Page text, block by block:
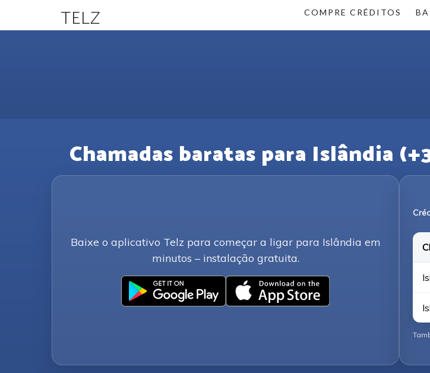
TELZ COMPRE CRÉDITOS
Chamadas baratas para Islândia
Baixe o aplicativo Telz para começar a ligar para Islândia em
minutos – instalação gratuita.